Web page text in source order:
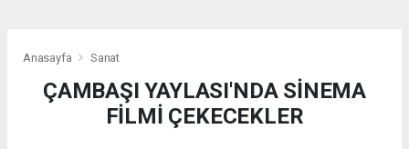
Anasayfa Sanat
ÇAMBAŞI YAYLASI'NDA SİNEMA
FİLMİ ÇEKECEKLER